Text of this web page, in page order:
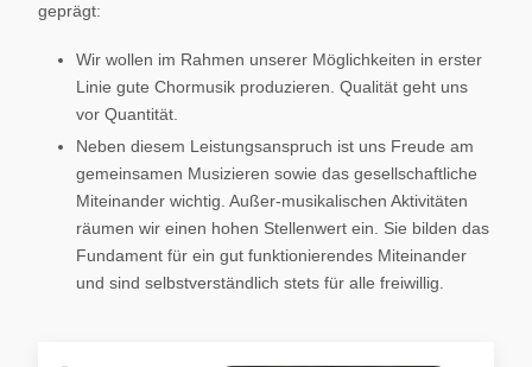
geprägt:
Wir wollen im Rahmen unserer Möglichkeiten in erster
Linie gute Chormusik produzieren. Qualität geht uns
vor Quantität.
Neben diesem Leistungsanspruch ist uns Freude am
gemeinsamen Musizieren sowie das gesellschaftliche
Miteinander wichtig. Außer-musikalischen Aktivitäten
räumen wir einen hohen Stellenwert ein. Sie bilden das
Fundament für ein gut funktionierendes Miteinander
und sind selbstverständlich stets für alle freiwillig.